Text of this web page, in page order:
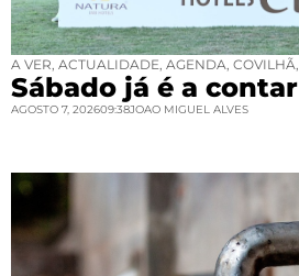
A VER ACTUALIDADE AGENDA COVILHÃ
Sábado já é a contar
AGOSTO 7, 202609:38JOAO MIGUEL ALVES